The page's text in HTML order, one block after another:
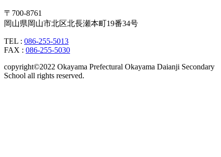
〒700-8761
岡山県岡山市北区北長瀬本町19番34号
TEL : 086-255-5013
FAX : 086-255-5030
copyright©2022 Okayama Prefectural Okayama Daianji Secondary
School all rights reserved.